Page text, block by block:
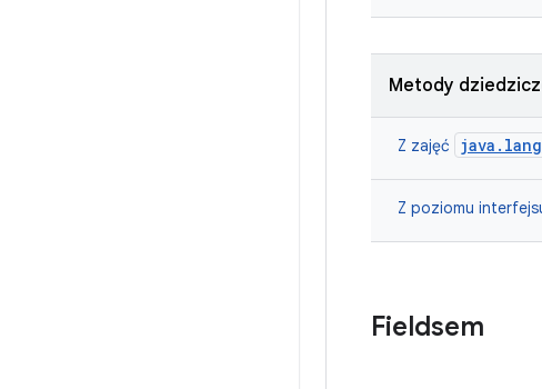
Metody
Z zajęć
Z poziomu
Fieldsem